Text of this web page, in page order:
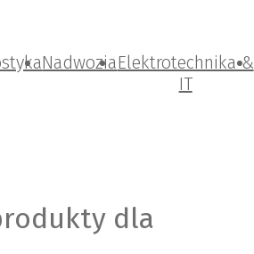
NadwoziaElektrotechnika &
IT
dla